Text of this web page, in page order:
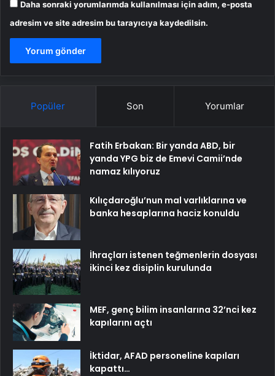
Daha sonraki yorumlarımda kullanılması için adım, e-posta
adresim ve site adresim bu tarayıcıya kaydedilsin.
Popüler Son Yorumlar
Fatih Erbakan: Bir yanda ABD, bir
yanda YPG biz de Emevi Camii’nde
namaz kılıyoruz
Kılıçdaroğlu’nun mal varlıklarına ve
banka hesaplarına haciz konuldu
İhraçları istenen teğmenlerin dosyası
ikinci kez disiplin kurulunda
MEF, genç bilim insanlarına 32’nci kez
kapılarını açtı
İktidar, AFAD personeline kapıları
kapattı…